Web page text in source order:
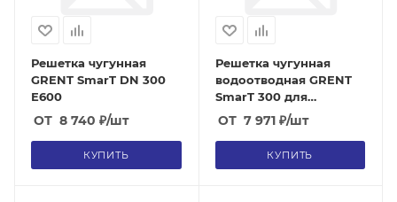
Решетка чугунная
GRENT SmarT DN 300
Е600
ОТ 8 740 ₽/шт
КУПИТЬ
Решетка чугунная
водоотводная GRENT
SmarT 300 для
бетонных лотков
(класс D400)
ОТ 7 971₽/шт
КУПИТЬ